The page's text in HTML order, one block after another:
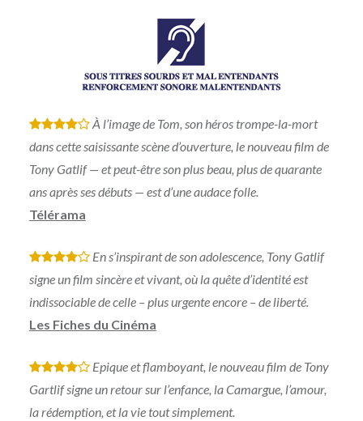
* * * *
À l’image de Tom, son héros trompe-la-mort
dans cette saisissante scène d’ouverture, le nouveau film de
Tony Gatlif — et peut-être son plus beau, plus de quarante
ans après ses débuts — est d’une audace folle.
Télérama
* * * *
En s’inspirant de son adolescence, Tony Gatlif
signe un film sincère et vivant, où la quête d’identité est
indissociable de celle – plus urgente encore – de liberté.
Les Fiches du Cinéma
* * * *
Epique et flamboyant, le nouveau film de Tony
Gartlif signe un retour sur l’enfance, la Camargue, l’amour,
la rédemption, et la vie tout simplement.